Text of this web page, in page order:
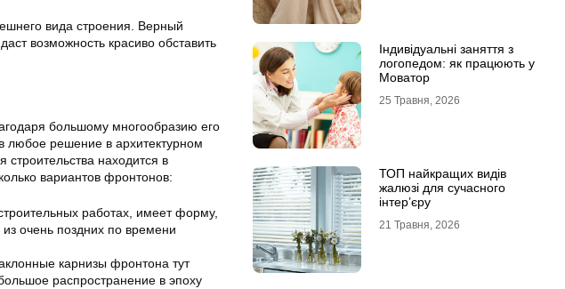
вида строения. Верный
возможность красиво обставить
большому многообразию его
любое решение в архитектурном
находится в
вариантов фронтонов:
работах, имеет форму,
очень поздних по времени
карнизы фронтона тут
распространение в эпоху
Індивідуальні заняття з
логопедом: як працюють у
Моватор
25 Травня, 2026
ТОП найкращих видів
жалюзі для сучасного
інтер’єру
21 Травня, 2026